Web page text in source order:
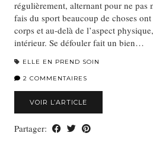
régulièrement, alternant pour ne pas
fais du sport beaucoup de choses
corps et au-delà de l’aspect
intérieur. Se défouler fait un bien…
ELLE EN PREND SOIN
2 COMMENTAIRES
VOIR L’ARTICLE
Partager: